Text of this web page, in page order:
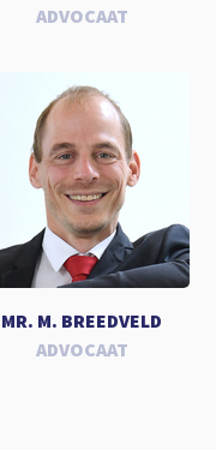
ADVOCAAT
MR. M. BREEDVELD
ADVOCAAT